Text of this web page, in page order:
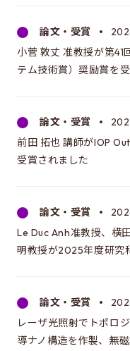
大学院
論文・受賞
小菅 敦丈 准教授が第
テム技術賞）奨励賞を
論文・受賞
前田 拓也 講師がIOP
受賞されました
論文・受賞
Le Duc Anh准教授、横
明教授が2025年度研究
論文・受賞
レーザ光照射でトポロ
導ナノ構造を作製、無